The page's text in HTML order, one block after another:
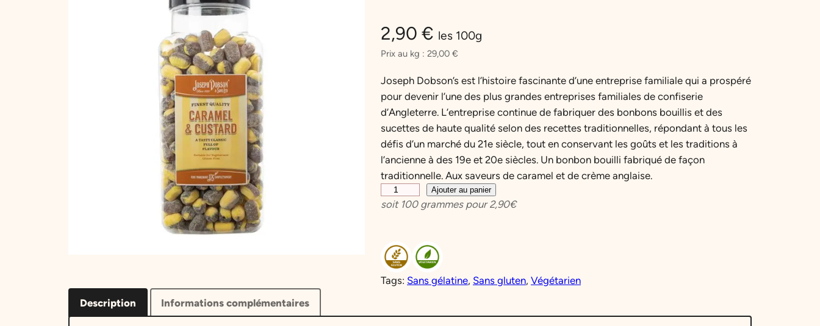
2,90 € les 100g
Prix au kg : 29,00 €
Joseph Dobson’s est l’histoire fascinante d’une entreprise familiale qui a prospéré
pour devenir l’une des plus grandes entreprises familiales de confiserie
d’Angleterre. L’entreprise continue de fabriquer des bonbons bouillis et des
sucettes de haute qualité selon des recettes traditionnelles, répondant à tous les
défis d’un marché du 21e siècle, tout en conservant les goûts et les traditions à
l’ancienne à des 19e et 20e siècles. Un bonbon bouilli fabriqué de façon
traditionnelle. Aux saveurs de caramel et de crème anglaise.
u
t
d
Ajouter au panier
soit 100grammes pour2,90€
Tags: Sans gélatine, Sans gluten, Végétarien
Description
Informations complémentaires